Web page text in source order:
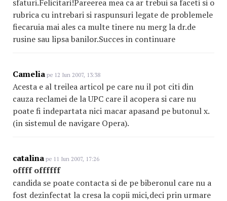
sfaturi.Felicitari!Pareerea mea ca ar trebui sa faceti si o
rubrica cu intrebari si raspunsuri legate de problemele
fiecaruia mai ales ca multe tinere nu merg la dr.de
rusine sau lipsa banilor.Succes in continuare
Camelia pe 12 Iun 2007, 13:38
Acesta e al treilea articol pe care nu il pot citi din
cauza reclamei de la UPC care il acopera si care nu
poate fi indepartata nici macar apasand pe butonul x.
(in sistemul de navigare Opera).
catalina pe 11 Iun 2007, 17:26
offff offffff
candida se poate contacta si de pe biberonul care nu a
fost dezinfectat la cresa la copii mici,deci prin urmare